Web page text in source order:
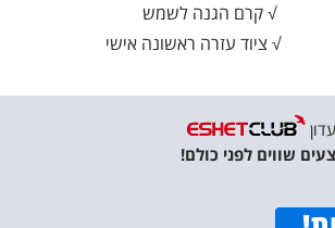
√ קרם הגנה לשמש
√ ציוד עזרה ראשונה אישי
שווים לפני כולם!